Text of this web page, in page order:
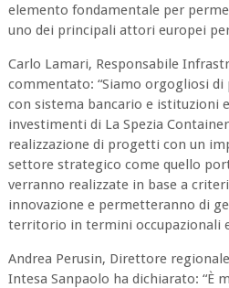
elemento fondamentale per
uno dei principali attori europei
Carlo Lamari, Responsabile
commentato: “Siamo orgogliosi
con sistema bancario e istituzioni
investimenti di La Spezia
realizzazione di progetti con un
settore strategico come quello
verranno realizzate in base a
innovazione e permetteranno di
territorio in termini occupazionali
Andrea Perusin, Direttore
Intesa Sanpaolo ha dichiarato: “È